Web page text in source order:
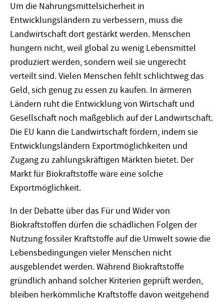
Um die Nahrungsmittelsicherheit in
Entwicklungsländern zu verbessern, muss die
Landwirtschaft dort gestärkt werden. Menschen
hungern nicht, weil global zu wenig Lebensmittel
produziert werden, sondern weil sie ungerecht
verteilt sind. Vielen Menschen fehlt schlichtweg das
Geld, sich genug zu essen zu kaufen. In ärmeren
Ländern ruht die Entwicklung von Wirtschaft und
Gesellschaft noch maßgeblich auf der Landwirtschaft.
Die EU kann die Landwirtschaft fördern, indem sie
Entwicklungsländern Exportmöglichkeiten und
Zugang zu zahlungskräftigen Märkten bietet. Der
Markt für Biokraftstoffe wäre eine solche
Exportmöglichkeit.
In der Debatte über das Für und Wider von
Biokraftstoffen dürfen die schädlichen Folgen der
Nutzung fossiler Kraftstoffe auf die Umwelt sowie die
Lebensbedingungen vieler Menschen nicht
ausgeblendet werden. Während Biokraftstoffe
gründlich anhand solcher Kriterien geprüft werden,
bleiben herkömmliche Kraftstoffe davon weitgehend